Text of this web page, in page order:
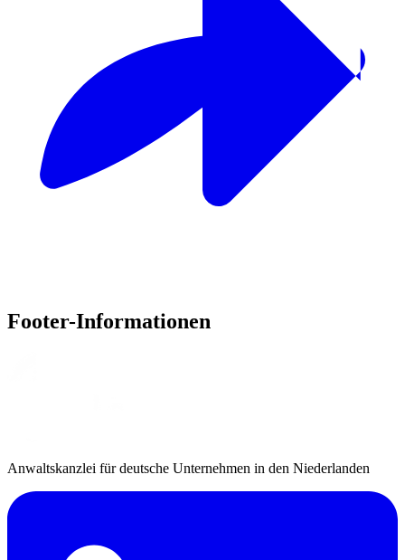
Footer-Informationen
Anwaltskanzlei für deutsche Unternehmen in den Niederlanden